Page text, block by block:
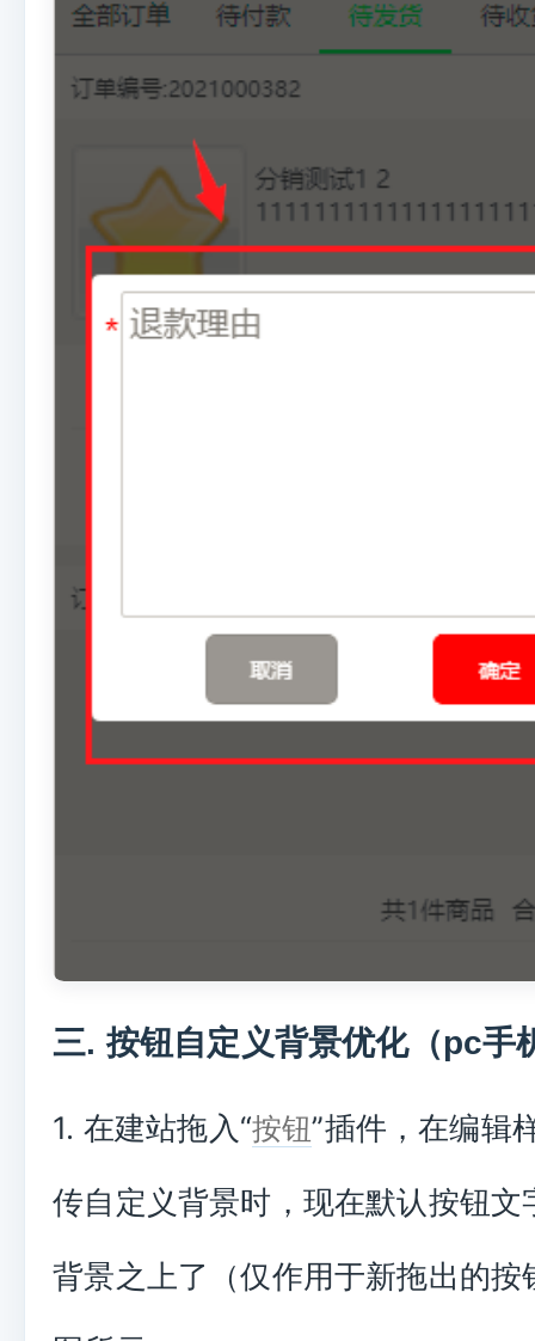
三. 按钮自定义背景优化（pc手
1. 在建站拖入“按钮”插件，在编辑
传自定义背景时，现在默认按钮文
背景之上了（仅作用于新拖出的按